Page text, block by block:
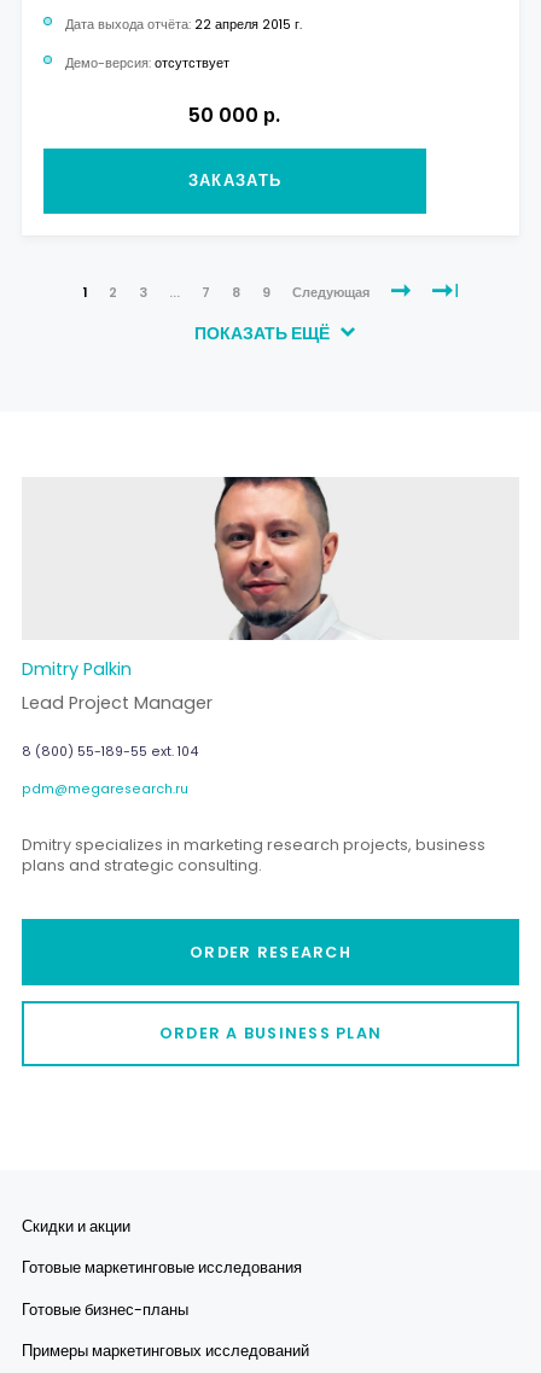
Дата выхода отчёта: 22 апреля 2015 г.
Демо-версия: отсутствует
50 000 р.
ЗАКАЗАТЬ
1 2 3 ... 7 8 9 Следующая
ПОКАЗАТЬ ЕЩЁ
Dmitry Palkin
Lead Project Manager
8 (800) 55-189-55 ext. 104
pdm@megaresearch.ru
Dmitry specializes in marketing research projects, business
plans and strategic consulting.
ORDER RESEARCH
ORDER A BUSINESS PLAN
Скидки и акции
Готовые маркетинговые исследования
Готовые бизнес-планы
Примеры маркетинговых исследований